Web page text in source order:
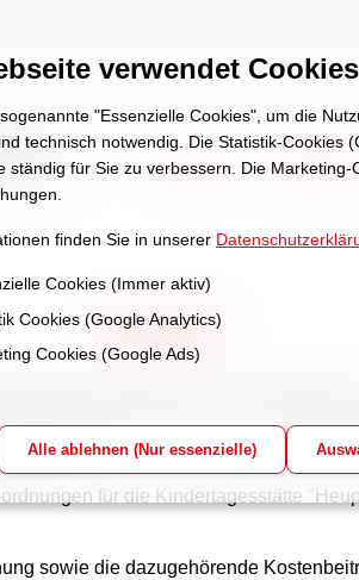
Aktuell
Aktuell
und -tabelle ab
für die Kindertagesstätte
sowie die dazugehörende
verwendet Cookies
"Essenzielle Cookies", um die
technisch notwendig. Die Statistik-Cookies
ständig für Sie zu verbessern. Die
finden Sie in unserer
Cookies (Immer aktiv)
Cookies (Google Analytics)
Cookies (Google Ads)
Alle ablehnen (Nur essenzielle)